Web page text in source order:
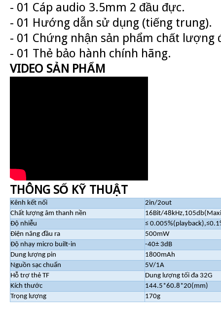
- 01 Cáp audio 3.5mm 2 đầu đực.
- 01 Hướng dẫn sử dụng (tiếng trung).
- 01 Chứng nhận sản phẩm chất lượng
- 01 Thẻ bảo hành chính hãng.
VIDEO SẢN PHẨM
THÔNG SỐ KỸ THUẬT
Kênh kết nối
2in/2out
Chất lượng âm thanh nền
16Bit/
Độ nhiễu
≤
Điện năng đầu ra
500mW
Độ nhạy micro built-in
-40± 3dB
Dung lượng pin
1800mAh
Nguồn sạc chuẩn
5V/1A
Hỗ trợ thẻ TF
Dung lượng tối đa 32G
Kích thước
144.5*60.8*20(mm)
Trọng lượng
170g